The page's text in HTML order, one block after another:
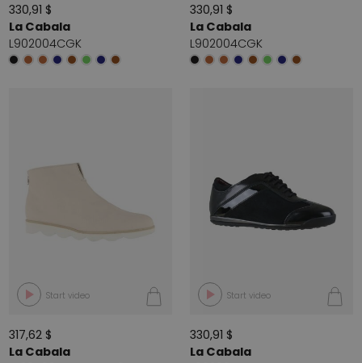
330,91 $
La Cabala
L902004CGK
330,91 $
La Cabala
L902004CGK
Start video
317,62 $
La Cabala
Start video
330,91 $
La Cabala